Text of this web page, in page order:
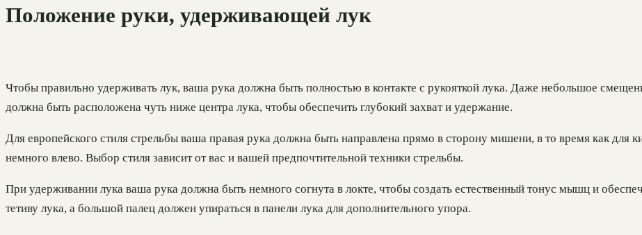
Положение руки, удерживающей лук
Чтобы правильно удерживать лук, ваша рука должна быть полностью в контакте с рукояткой лука. Даже небольшое
должна быть расположена чуть ниже центра лука, чтобы обеспечить глубокий захват и удержание.
Для европейского стиля стрельбы ваша правая рука должна быть направлена прямо в сторону мишени, в то время как для
немного влево. Выбор стиля зависит от вас и вашей предпочтительной техники стрельбы.
При удерживании лука ваша рука должна быть немного согнута в локте, чтобы создать естественный тонус мышц и
тетиву лука, а большой палец должен упираться в панели лука для дополнительного упора.